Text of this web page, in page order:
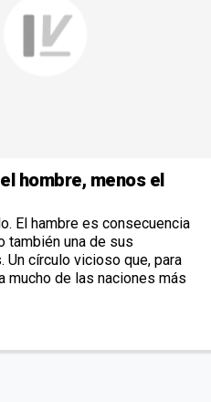
hombre, menos el
El hambre es consecuencia
también una de sus
Un círculo vicioso que, para
mucho de las naciones más